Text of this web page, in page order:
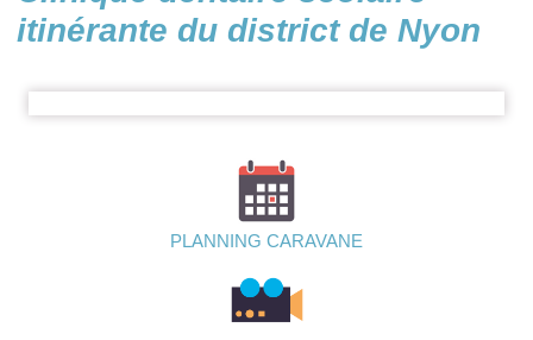
itinérante du district de Nyon
PLANNING CARAVANE